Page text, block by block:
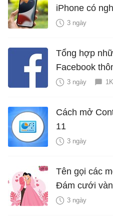
iPhone có
hiểm?
3 ngày
Tổng hợp
Facebook
3 ngày
Cách mở
11
3 ngày
Tên gọi các
Đám cưới
là bao nhiêu
3 ngày